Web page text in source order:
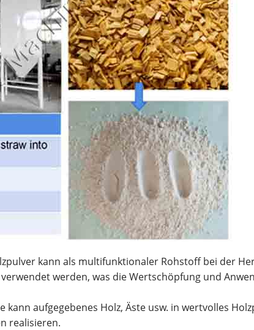
kann als multifunktionaler Rohstoff bei der
werden, was die Wertschöpfung und
kann aufgegebenes Holz, Äste usw. in wertvolles
realisieren.